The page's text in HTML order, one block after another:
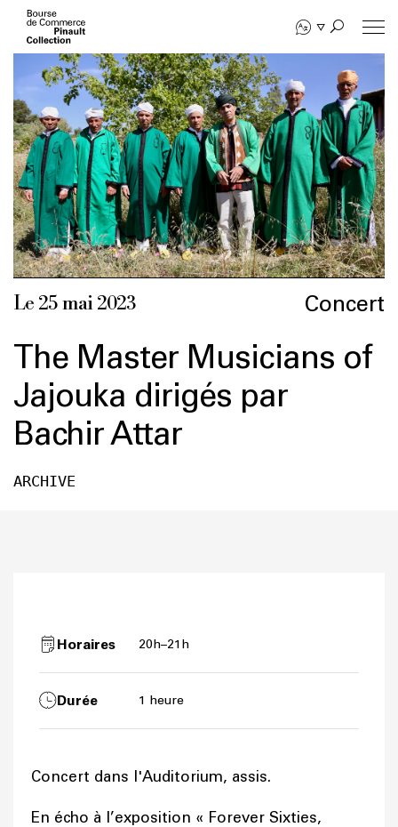
Aller
contenu
principal
Le 25 mai 2023 Concert
The Master Musicians of
Jajouka dirigés par
Bachir Attar
ARCHIVE
Horaires 20h–21h
Durée 1 heure
Concert dans l'Auditorium, assis.
En écho à l’exposition « Forever Sixties,